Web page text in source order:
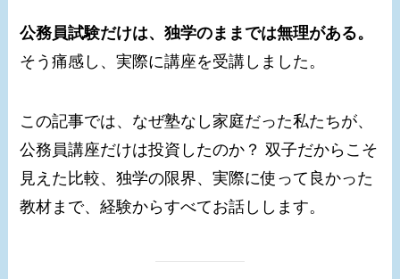
公務員試験だけは、独学のままでは無理がある。
そう痛感し、実際に講座を受講しました。
この記事では、なぜ塾なし家庭だった私たちが、
公務員講座だけは投資したのか？ 双子だからこそ
見えた比較、独学の限界、実際に使って良かった
教材まで、経験からすべてお話しします。